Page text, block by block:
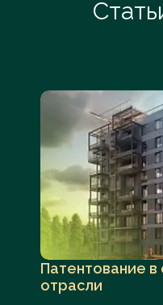
Патентование в
отрасли